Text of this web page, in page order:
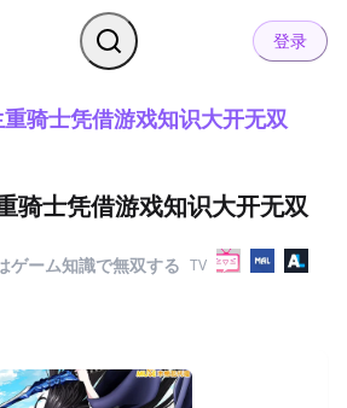
登录
骑士凭借游戏知识大开无双
骑士凭借游戏知识大开无双
ゲーム知識で無双する TV